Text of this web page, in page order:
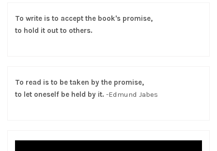
To write is to accept the book's promise,
to hold it out to others.
To read is to be taken by the promise,
to let oneself be held by it. -Edmund Jabes